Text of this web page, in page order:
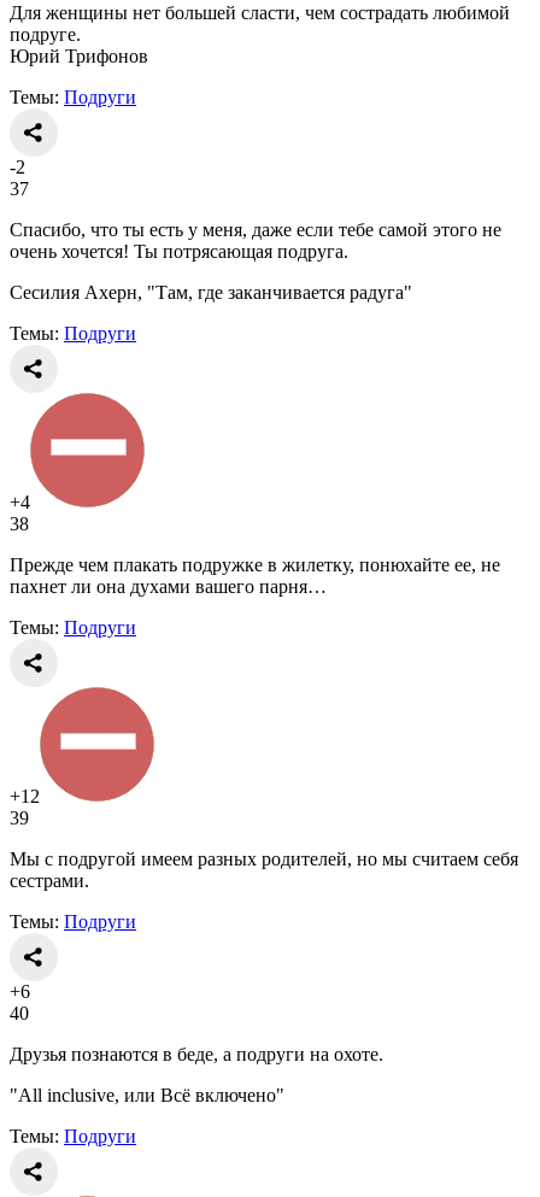
Для женщины нет большей сласти, чем сострадать любимой
подруге.
Юрий Трифонов
Темы: Подруги
-2
37
Спасибо, что ты есть у меня, даже если тебе самой этого не
очень хочется! Ты потрясающая подруга.
Сесилия Ахерн, "Там, где заканчивается радуга"
Темы: Подруги
+4
38
Прежде чем плакать подружке в жилетку, понюхайте ее, не
пахнет ли она духами вашего парня…
Темы: Подруги
+12
39
Мы с подругой имеем разных родителей, но мы считаем себя
сестрами.
Темы: Подруги
+6
40
Друзья познаются в беде, а подруги на охоте.
"All inclusive, или Всё включено"
Темы: Подруги